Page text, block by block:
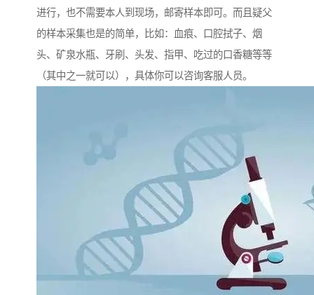
进行，也不需要本人到现场，邮寄样本即可。而且疑父
的样本采集也是的简单，比如：血痕、口腔拭子、烟
头、矿泉水瓶、牙刷、头发、指甲、吃过的口香糖等等
（其中之一就可以），具体你可以咨询客服人员。